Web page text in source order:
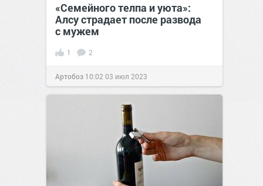
«Семейного телпа и уюта»:
Алсу страдает после развода
с мужем
1 2
Артобоз 10:02 03 июл 2023